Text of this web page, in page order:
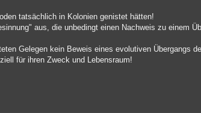
tatsächlich in Kolonien genistet hätten!
aus, die unbedingt einen Nachweis zu einem
Gelegen kein Beweis eines evolutiven Übergangs
für ihren Zweck und Lebensraum!